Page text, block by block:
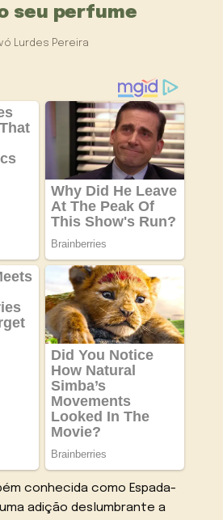
seu perfume
Lurdes Pereira
conhecida como Espada-
adição deslumbrante a